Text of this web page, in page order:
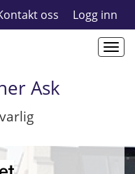
oss Logg inn
Ask